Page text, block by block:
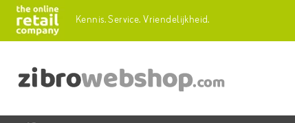
Kennis.Service.Vriendelijkheid.